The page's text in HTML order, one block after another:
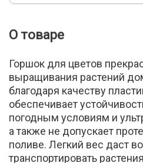
О товаре
Горшок для цветов
выращивания растений
благодаря качеству
обеспечивает
погодным условиям и
а также не допускает
поливе. Легкий вес даст
транспортировать